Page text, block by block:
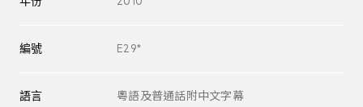
編號 E29*
語言 粵語及普通話附中文字幕